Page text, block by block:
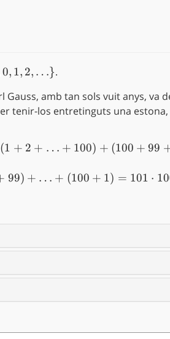
0, 1, 2, …}.
Gauss, amb tan sols vuit anys, va
tenir-los entretinguts una
2\cdot S =
(1 + 2 + … + 100) + (100 + 99
= (1 + 100)
99) + … + (100 + 1) = 101 ⋅